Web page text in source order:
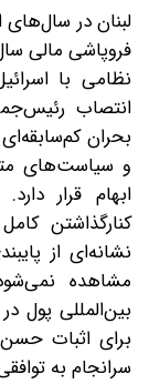
لبنان در
انتصاب
بحران
و سیاست‌های
ابهام قرار
کنارگذاشتن
نشانه‌ای از
مشاهده
برای اثبات
سرانجام به